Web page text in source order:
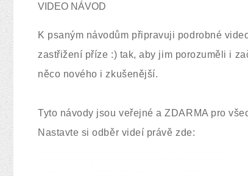
VIDEO NÁVOD
K psaným návodům připravuji podrobné
zastřižení příze :) tak, aby jim porozuměli i
něco nového i zkušenější.
Tyto návody jsou veřejné a ZDARMA pro
Nastavte si odběr videí právě zde: